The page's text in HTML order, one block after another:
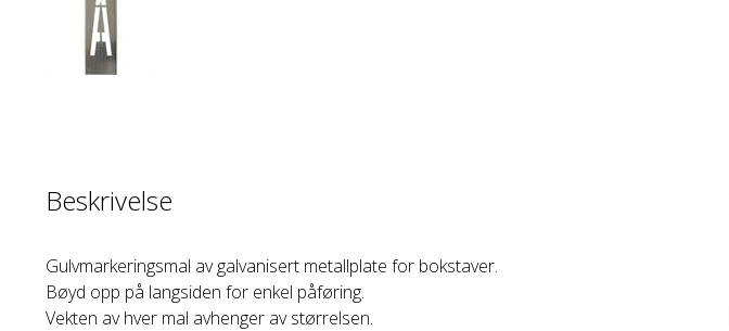
Beskrivelse
Gulvmarkeringsmal av galvanisert metallplate for bokstaver.
Bøyd opp på langsiden for enkel påføring.
Vekten av hver mal avhenger av størrelsen.